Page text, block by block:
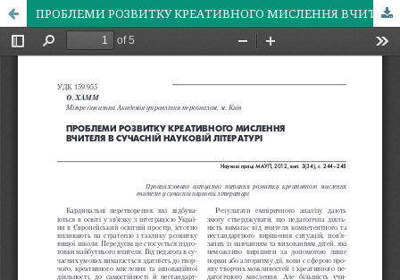
ПРОБЛЕМИ РОЗВИТКУ КРЕАТИВНОГО МИСЛЕННЯ ВЧИТЕЛЯ В СУЧАСНІЙ НАУКОВІЙ ЛІТЕРАТУРІ